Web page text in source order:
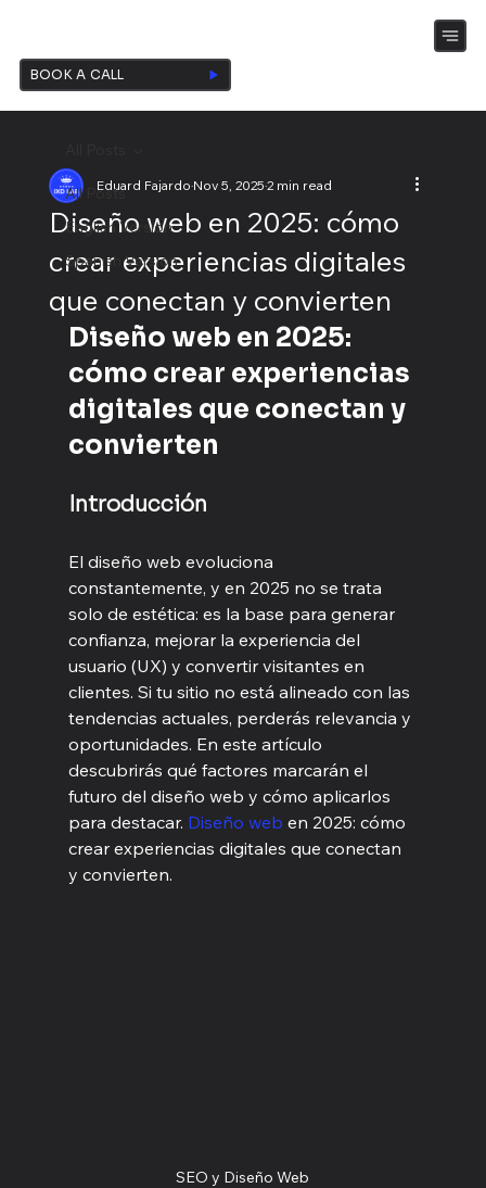
BOOK A CALL
All Posts
English Version
Spanish Version
Diseño web en 2025: cómo
crear experiencias digitales
que conectan y convierten
Eduard FajardoNov 5, 20252 min read
Diseño web en 2025:
cómo crear experiencias
digitales que conectan y
convierten
Introducción
El diseño web evoluciona
constantemente, y en 2025 no se trata
solo de estética: es la base para generar
confianza, mejorar la experiencia del
usuario (UX) y convertir visitantes en
clientes. Si tu sitio no está alineado con las
tendencias actuales, perderás relevancia y
oportunidades. En este artículo
descubrirás qué factores marcarán el
futuro del diseño web y cómo aplicarlos
para destacar. Diseño web en 2025: cómo
crear experiencias digitales que conectan
y convierten.
SEO y Diseño Web